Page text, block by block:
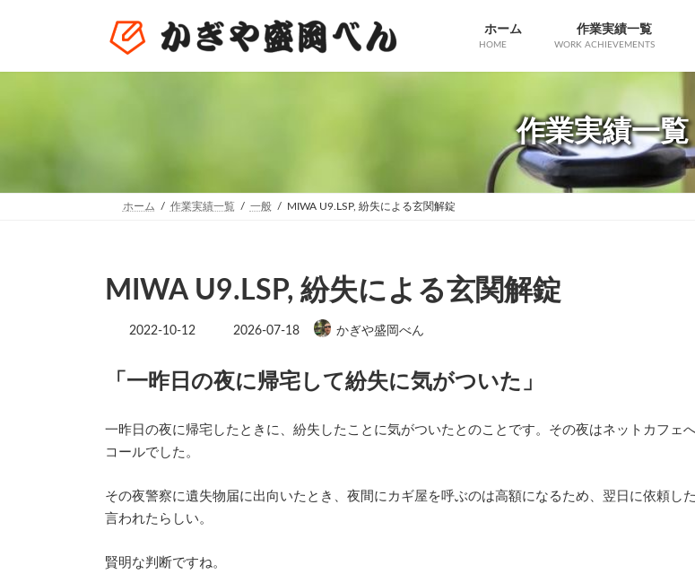
ホーム
HOME
作業実績一覧
WORK ACHIEVEMENTS
作業実績一覧
ホーム 作業実績一覧 一般 MIWA U9.LSP, 紛失による玄関解錠
MIWA U9.LSP, 紛失による玄関解錠
2022-10-12
最
新
日
2026-07-18 かぎや盛岡べん
「一昨日の夜に帰宅して紛失に気がついた」
一昨日の夜に帰宅したときに、紛失したことに気がついたとのことです。その夜はネットカフェ
コールでした。
その夜警察に遺失物届に出向いたとき、夜間にカギ屋を呼ぶのは高額になるため、翌日に依頼し
言われたらしい。
賢明な判断ですね。